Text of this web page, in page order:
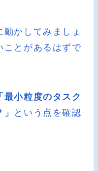
かしてみましょ
ことがあるはずで
「最小粒度のタスク
という点を確認